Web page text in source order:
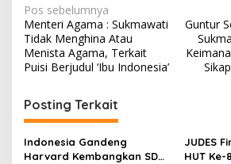
N
a
v
g
a
s
Pos sebelumnya
Menteri Agama : Sukmawati
Tidak Menghina Atau
Menista Agama, Terkait
Puisi Berjudul ‘Ibu Indonesia’
Guntur
Posting Terkait
Indonesia Gandeng
Harvard Kembangkan SDM
JUDES
HUT Ke-